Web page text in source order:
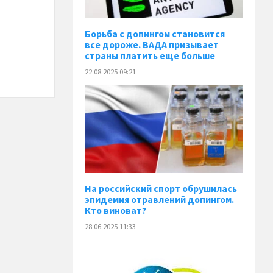
Борьба с допингом становится
все дороже. ВАДА призывает
страны платить еще больше
22.08.2025 09:21
На российский спорт обрушилась
эпидемия отравлений допингом.
Кто виноват?
28.06.2025 11:33